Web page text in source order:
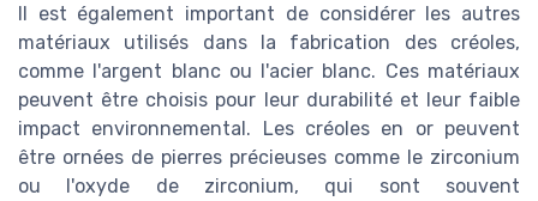
Il est également important de considérer les autres
matériaux utilisés dans la fabrication des créoles,
comme l'argent blanc ou l'acier blanc. Ces matériaux
peuvent être choisis pour leur durabilité et leur faible
impact environnemental. Les créoles en or peuvent
être ornées de pierres précieuses comme le zirconium
ou l'oxyde de zirconium, qui sont souvent